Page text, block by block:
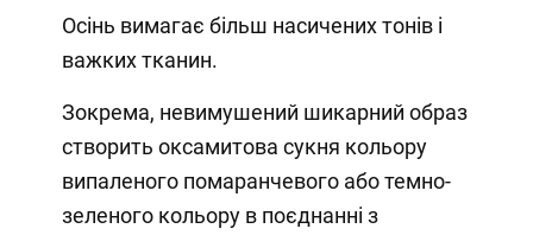
Осінь вимагає більш насичених тонів і
важких тканин.
Зокрема, невимушений шикарний образ
створить оксамитова сукня кольору
випаленого помаранчевого або темно-
зеленого кольору в поєднанні з